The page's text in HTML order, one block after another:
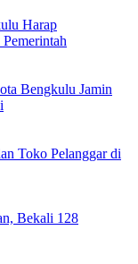
Harap
Bengkulu Jamin
Toko Pelanggar di
Bekali 128